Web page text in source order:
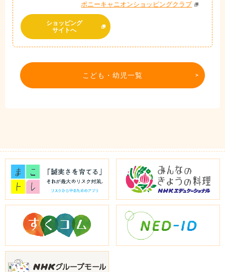
ポニーキャニオンショッピングクラブ
ショッピング
サイトへ
こども・幼児一覧